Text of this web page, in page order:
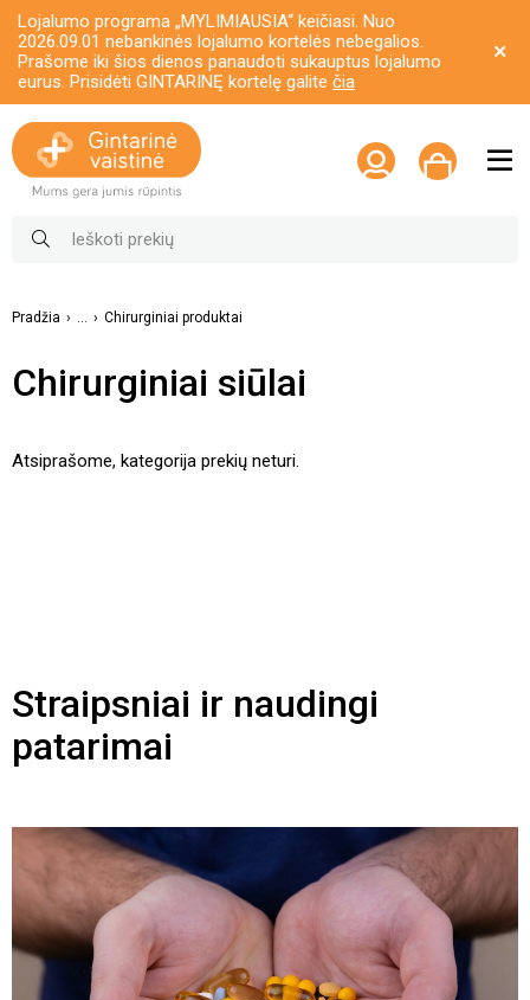
Lojalumo programa „MYLIMIAUSIA“ keičiasi. Nuo
2026.09.01 nebankinės lojalumo kortelės nebegalios.
Prašome iki šios dienos panaudoti sukauptus lojalumo
eurus. Prisidėti GINTARINĘ kortelę galite čia
Pradžia ... Chirurginiai produktai
Chirurginiai siūlai
Atsiprašome, kategorija prekių neturi.
Straipsniai ir naudingi
patarimai